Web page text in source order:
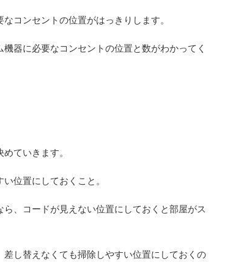
コンセントの位置がはっきりします。
器に必要なコンセントの位置と数がわかってく
ていきます。
位置にしておくこと。
、コードが見えない位置にしておくと部屋がス
し替えなくても掃除しやすい位置にしておくの